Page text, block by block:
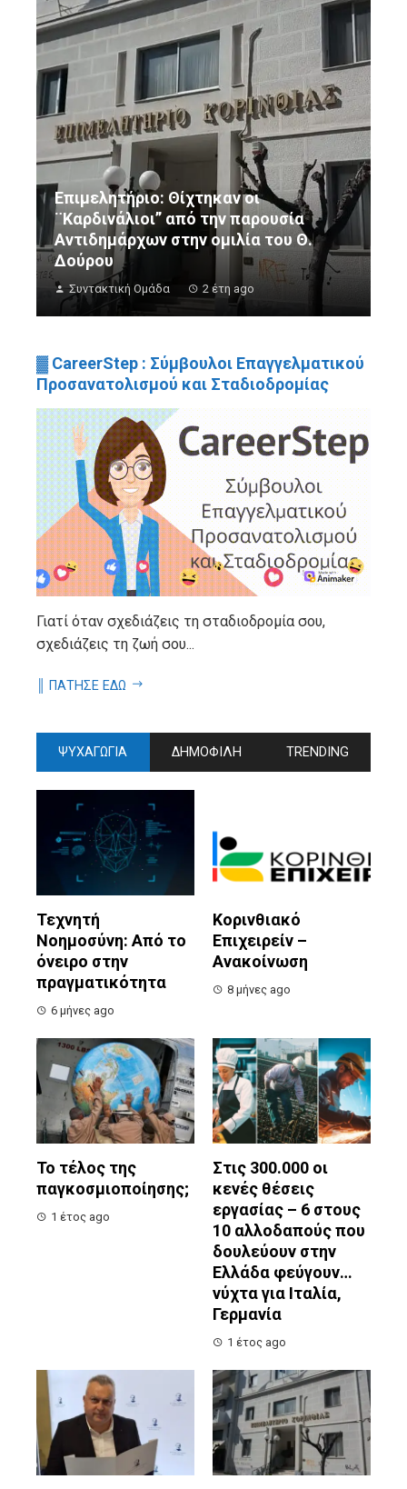
Επιμελητήριο: Θίχτηκαν οι
¨Καρδινάλιοι” από την παρουσία
Αντιδημάρχων στην ομιλία του Θ.
Δούρου
Συντακτική Ομάδα 2 έτη ago
▓ CareerStep : Σύμβουλοι Επαγγελματικού
Προσανατολισμού και Σταδιοδρομίας
Γιατί όταν σχεδιάζεις τη σταδιοδρομία σου,
σχεδιάζεις τη ζωή σου...
║ ΠΑΤΗΣΕ ΕΔΩ
ΨΥΧΑΓΩΓΙΑ ΔΗΜΟΦΙΛΗ TRENDING
Τεχνητή
Νοημοσύνη: Από το
όνειρο στην
πραγματικότητα
6 μήνες ago
Κορινθιακό
Επιχειρείν –
Ανακοίνωση
8 μήνες ago
Το τέλος της
παγκοσμιοποίησης;
1 έτος ago
Στις 300.000 οι
κενές θέσεις
εργασίας – 6 στους
10 αλλοδαπούς που
δουλεύουν στην
Ελλάδα φεύγουν…
νύχτα για Ιταλία,
Γερμανία
1 έτος ago